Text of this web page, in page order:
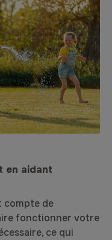
en aidant
compte de
fonctionner votre
ce qui